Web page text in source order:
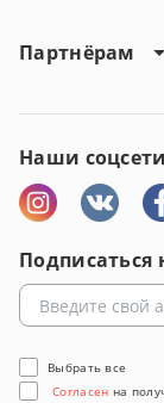
Партнёрам
Наши соцсети
Подписаться
Выбрать все
Согласен на